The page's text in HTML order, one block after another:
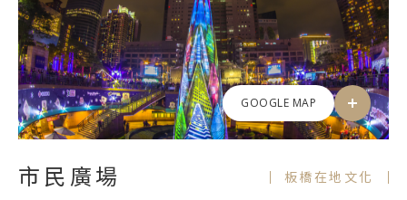
GOOGLE MAP
市民廣場 板橋在地文化